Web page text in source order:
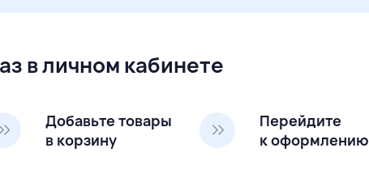
в личном кабинете
Добавьте товары
в корзину
Перейдите
к оформлению